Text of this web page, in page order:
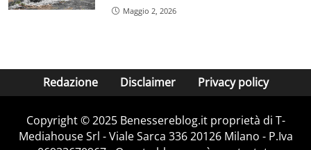
Maggio 2, 2026
Redazione Disclaimer Privacy policy
Copyright © 2025 Benessereblog.it proprietà di T-
Mediahouse Srl - Viale Sarca 336 20126 Milano - P.Iva